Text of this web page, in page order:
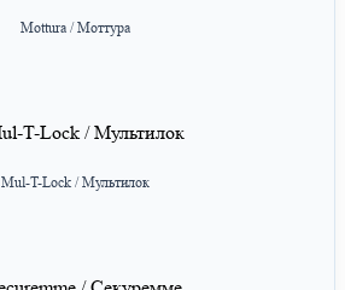
Mottura / Моттура
Mul-T-Lock / Мультилок